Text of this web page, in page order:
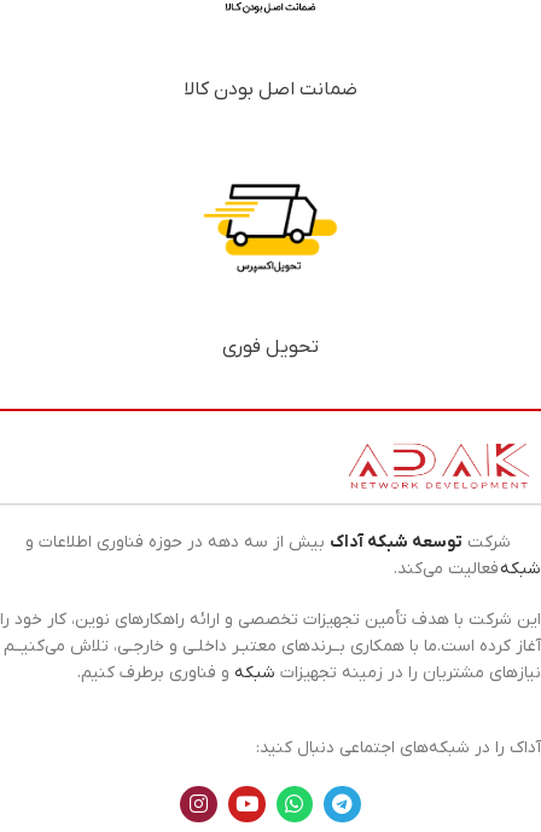
ضمانت اصل بودن کالا
تحویل فوری
شرکت توسعه شبکه آداک بیش از سه دهه در حوزه فناوری اطلاعات و
شبکهفعالیت می‌کند.
این شرکت با هدف تأمین تجهیزات تخصصی و ارائه راهکارهای نوین، کار خود را
آغاز کرده است.ما با همکاری بــرندهای معتبـر داخلـی و خارجـی، تلاش می‌کنیــم
نیازهای مشتریان را در زمینه تجهیزات شبکه و فناوری برطرف کنیم.
آداک را در شبکه‌های اجتماعی دنبال کنید: